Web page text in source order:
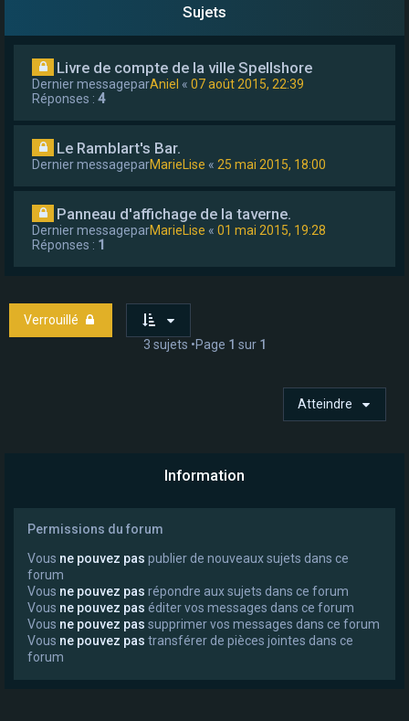
Sujets
Livre de compte de la ville Spellshore
Dernier messageparAniel « 07 août 2015, 22:39
Réponses : 4
Le Ramblart's Bar.
Dernier messageparMarieLise « 25 mai 2015, 18:00
Panneau d'affichage de la taverne.
Dernier messageparMarieLise « 01 mai 2015, 19:28
Réponses : 1
Verrouillé
3 sujets •Page 1 sur 1
Atteindre
Information
Permissions du forum
Vous ne pouvez pas publier de nouveaux sujets dans ce
forum
Vous ne pouvez pas répondre aux sujets dans ce forum
Vous ne pouvez pas éditer vos messages dans ce forum
Vous ne pouvez pas supprimer vos messages dans ce forum
Vous ne pouvez pas transférer de pièces jointes dans ce
forum